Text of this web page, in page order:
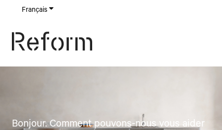
Français Afficher le sous-menu pour les traductions
Bonjour. Comment pouvons-nous vous aider